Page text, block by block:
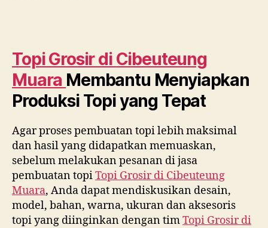
Topi Grosir di Cibeuteung
Muara Membantu Menyiapkan
Produksi Topi yang Tepat
Agar proses pembuatan topi lebih maksimal
dan hasil yang didapatkan memuaskan,
sebelum melakukan pesanan di jasa
pembuatan topiTopi Grosir di Cibeuteung
Muara, Anda dapat mendiskusikan desain,
model, bahan, warna, ukuran dan aksesoris
topi yang diinginkan dengan timTopi Grosir di